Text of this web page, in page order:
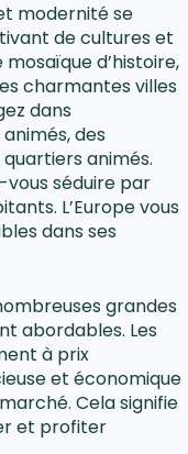
modernité se
de cultures et
d’histoire,
charmantes villes
dans
des
animés.
vous séduire par
L’Europe vous
dans ses
grandes
abordables. Les
à prix
et économique
Cela signifie
et profiter